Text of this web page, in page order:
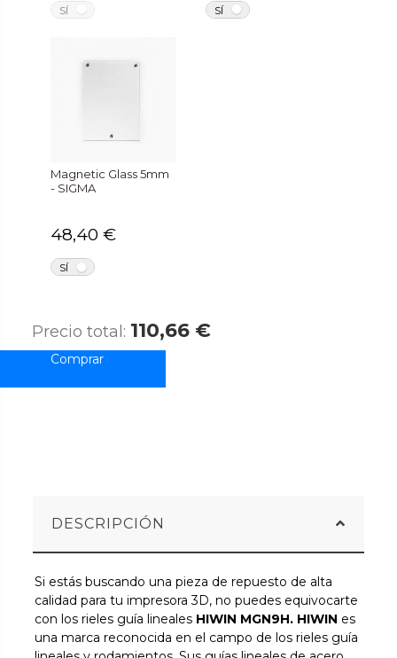
SÍ SÍ
Magnetic Glass 5mm
- SIGMA
48,40 €
SÍ
Precio total: 110,66 €
DESCRIPCIÓN
Si estás buscando una pieza de repuesto de alta
calidad para tu impresora 3D, no puedes equivocarte
con los rieles guía lineales HIWIN MGN9H. HIWIN es
una marca reconocida en el campo de los rieles guía